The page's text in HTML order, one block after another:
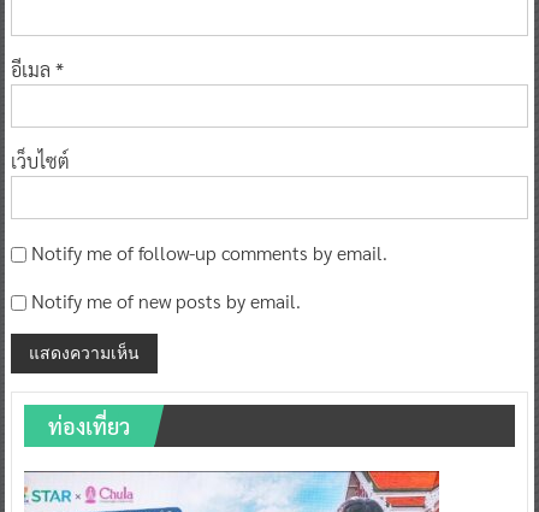
อีเมล *
เว็บไซต์
Notify me of follow-up comments by email.
Notify me of new posts by email.
ท่องเที่ยว